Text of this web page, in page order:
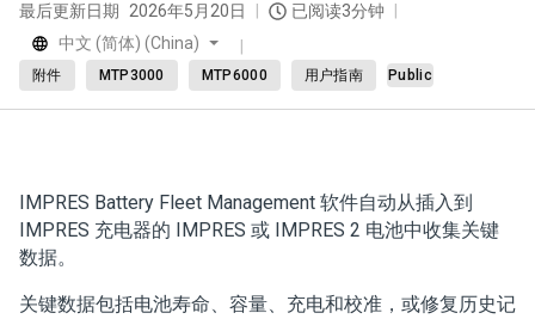
最后更新日期 2026年5月20日
已阅读3分钟
中文 (简体) (China)
附件 MTP3000 MTP6000 用户指南 Public
IMPRES Battery Fleet Management 软件自动从插入到
IMPRES 充电器的 IMPRES 或 IMPRES 2 电池中收集关键
数据。
关键数据包括电池寿命、容量、充电和校准，或修复历史记